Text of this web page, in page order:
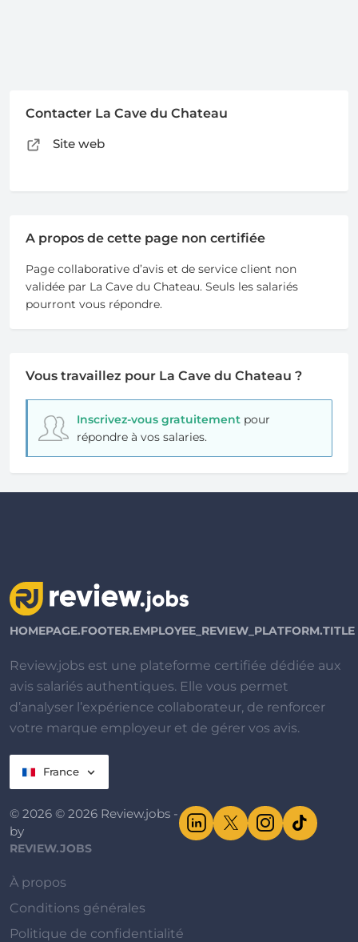
Contacter La Cave du Chateau
Site web
A propos de cette page non certifiée
Page collaborative d’avis et de service client non
validée par La Cave du Chateau. Seuls les salariés
pourront vous répondre.
Vous travaillez pour La Cave du Chateau ?
Inscrivez-vous gratuitementpour
répondre à vos salaries.
HOMEPAGE.FOOTER.EMPLOYEE_REVIEW_PLATFORM.TITLE
Review.jobs est une plateforme certifiée dédiée aux
avis salariés authentiques. Elle vous permet
d’analyser l’expérience collaborateur, de renforcer
votre marque employeur et de gérer vos avis.
France
© 2026 © 2026 Review.jobs -
by
REVIEW.JOBS
À propos
Conditions générales
Politique de confidentialité